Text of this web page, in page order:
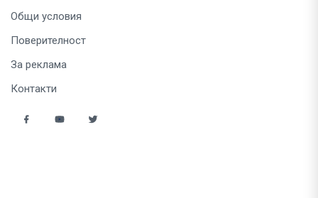
Общи условия
Поверителност
За реклама
Контакти